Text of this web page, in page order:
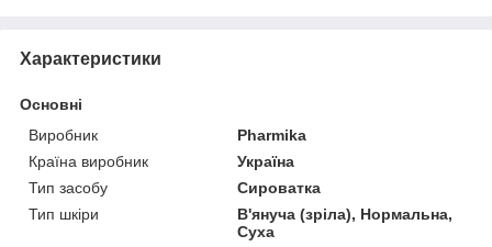
Характеристики
Основні
Виробник
Pharmika
Країна виробник
Україна
Тип засобу
Сироватка
Тип шкіри
В'януча (зріла), Нормальна,
Суха